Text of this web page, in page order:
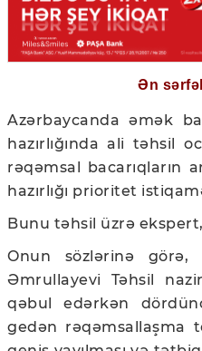
Ən
Azərbaycanda əmək
hazırlığında ali təhsil
rəqəmsal bacarıqların
hazırlığı prioritet
Bunu təhsil üzrə
Onun sözlərinə
Əmrullayevi Təhsil
qəbul edərkən
gedən rəqəmsallaşma